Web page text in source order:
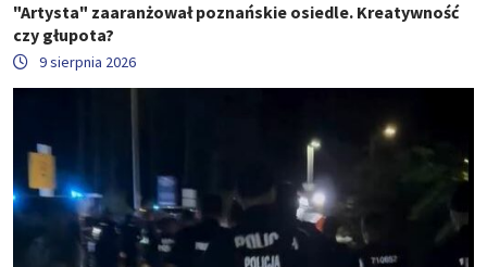
"Artysta" zaaranżował poznańskie osiedle. Kreatywność
czy głupota?
9 sierpnia 2026